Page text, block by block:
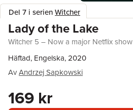
Del 7 i serienWitcher
Lady of the Lake
Witcher 5 – Now a major Netflix show
Häftad, Engelska, 2020
AvAndrzej Sapkowski
169 kr